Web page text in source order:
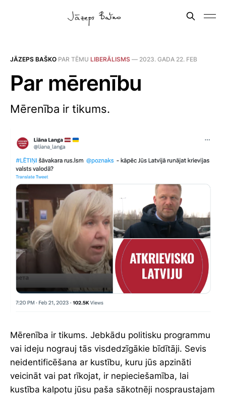
JĀZEPS BAŠKO PAR TĒMU LIBERĀLISMS — 2023. GADA 22. FEB
Par mērenību
Mērenība ir tikums.
Mērenība ir tikums. Jebkādu politisku programmu
vai ideju nograuj tās visdedzīgākie bīdītāji. Sevis
neidentificēšana ar kustību, kuru jūs apzināti
veicināt vai pat rīkojat, ir nepieciešamība, lai
kustība kalpotu jūsu paša sākotnēji nospraustajam